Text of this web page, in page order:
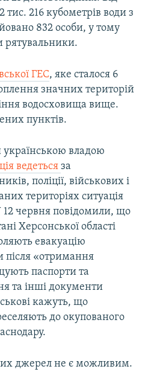
тис. 216 кубометрів води з
832 особи, у тому
рятувальники.
ГЕС, яке сталося 6
значних територій
водосховища вище.
пунктів.
владою
ведеться за
поліції, військових і
територіях ситуація
червня повідомили, що
Херсонської області
евакуацію
після «отримання
паспорти та
та інші документи
кажуть, що
до окупованого
джерел не є можливим.